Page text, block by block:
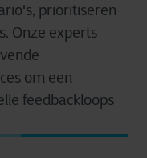
prioritiseren
Onze experts
om een
feedbackloops